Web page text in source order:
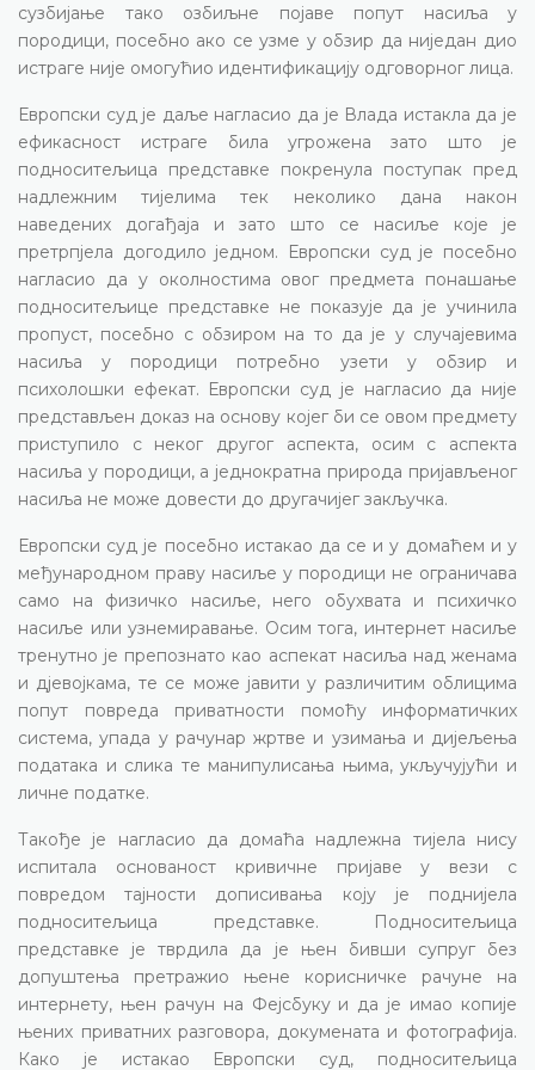
сузбијање тако озбиљне појаве попут насиља у
породици, посебно ако се узме у обзир да ниједан дио
истраге није омогућио идентификацију одговорног лица.
Европски суд је даље нагласио да је Влада истакла да је
ефикасност истраге била угрожена зато што је
подноситељица представке покренула поступак пред
надлежним тијелима тек неколико дана након
наведених догађаја и зато што се насиље које је
претрпјела догодило једном. Европски суд је посебно
нагласио да у околностима овог предмета понашање
подноситељице представке не показује да је учинила
пропуст, посебно с обзиром на то да је у случајевима
насиља у породици потребно узети у обзир и
психолошки ефекат. Европски суд је нагласио да није
представљен доказ на основу којег би се овом предмету
приступило с неког другог аспекта, осим с аспекта
насиља у породици, а једнократна природа пријављеног
насиља не може довести до другачијег закључка.
Европски суд је посебно истакао да се и у домаћем и у
међународном праву насиље у породици не ограничава
само на физичко насиље, него обухвата и психичко
насиље или узнемиравање. Осим тога, интернет насиље
тренутно је препознато као аспекат насиља над женама
и дјевојкама, те се може јавити у различитим облицима
попут повреда приватности помоћу информатичких
система, упада у рачунар жртве и узимања и дијељења
података и слика те манипулисања њима, укључујући и
личне податке.
Такође је нагласио да домаћа надлежна тијела нису
испитала основаност кривичне пријаве у вези с
повредом тајности дописивања коју је поднијела
подноситељица представке. Подноситељица
представке је тврдила да је њен бивши супруг без
допуштења претражио њене корисничке рачуне на
интернету, њен рачун на Фејсбуку и да је имао копије
њених приватних разговора, докумената и фотографија.
Како је истакао Европски суд, подноситељица